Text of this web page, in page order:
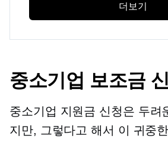
더보기
중소기업 보조금
중소기업 지원금 신청은 두려
지만, 그렇다고 해서 이 귀중